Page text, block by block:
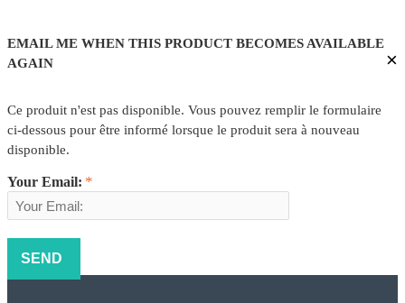
×
EMAIL ME WHEN THIS PRODUCT BECOMES AVAILABLE
AGAIN
Ce produit n'est pas disponible. Vous pouvez remplir le formulaire
ci-dessous pour être informé lorsque le produit sera à nouveau
disponible.
Your Email:
SEND